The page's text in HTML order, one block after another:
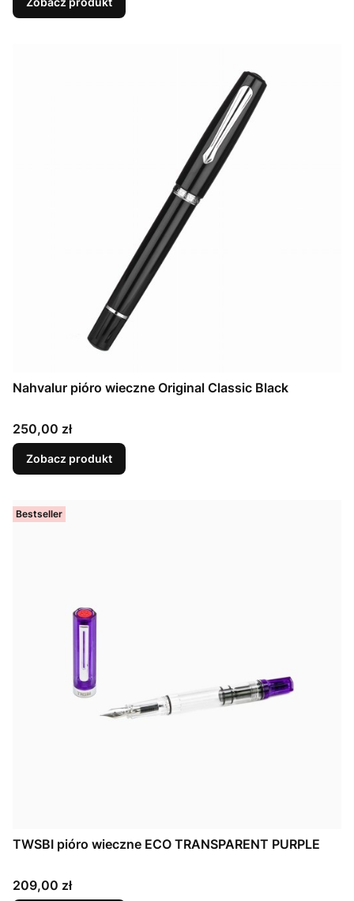
Nahvalur pióro wieczne Original Classic Black
Cena
250,00 zł
Zobacz produkt
Bestseller
TWSBI pióro wieczne ECO TRANSPARENT PURPLE
Cena
209,00 zł